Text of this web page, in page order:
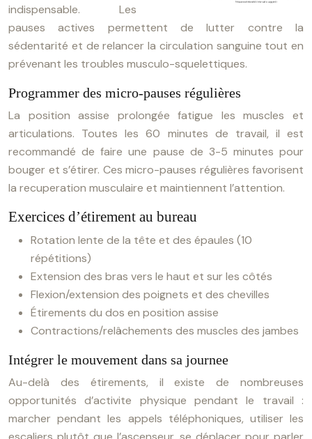
indispensable. Les
pauses actives permettent de lutter contre la
sédentarité et de relancer la circulation sanguine tout en
prévenant les troubles musculo-squelettiques.
Programmer des micro-pauses régulières
La position assise prolongée fatigue les muscles et
articulations. Toutes les 60 minutes de travail, il est
recommandé de faire une pause de 3-5 minutes pour
bouger et s’étirer. Ces micro-pauses régulières favorisent
la recuperation musculaire et maintiennent l’attention.
Exercices d’étirement au bureau
Rotation lente de la tête et des épaules (10
répétitions)
Extension des bras vers le haut et sur les côtés
Flexion/extension des poignets et des chevilles
Étirements du dos en position assise
Contractions/relâchements des muscles des jambes
Intégrer le mouvement dans sa journee
Au-delà des étirements, il existe de nombreuses
opportunités d’activite physique pendant le travail :
marcher pendant les appels téléphoniques, utiliser les